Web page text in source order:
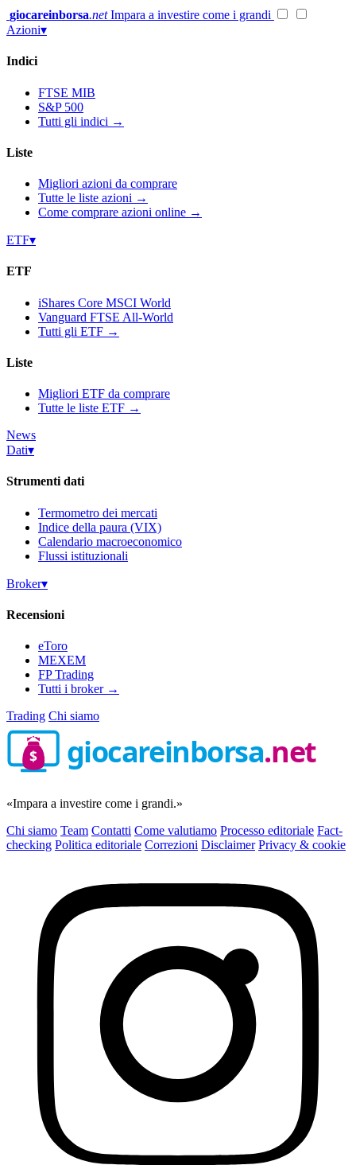
Vai
al
giocareinborsa.net Impara a investire come i grandi
Azioni▾
Indici
FTSE MIB
S&P 500
Tutti gli indici →
Liste
Migliori azioni da comprare
Tutte le liste azioni →
Come comprare azioni online →
ETF▾
ETF
iShares Core MSCI World
Vanguard FTSE All-World
Tutti gli ETF →
Liste
Migliori ETF da comprare
Tutte le liste ETF →
News
Dati▾
Strumenti dati
Termometro dei mercati
Indice della paura (VIX)
Calendario macroeconomico
Flussi istituzionali
Broker▾
Recensioni
eToro
MEXEM
FP Trading
Tutti i broker →
Trading Chi siamo
$ giocareinborsa.net
«Impara a investire come i grandi.»
Chi siamo Team Contatti Come valutiamo Processo editoriale Fact-
checking Politica editoriale Correzioni Disclaimer Privacy & cookie